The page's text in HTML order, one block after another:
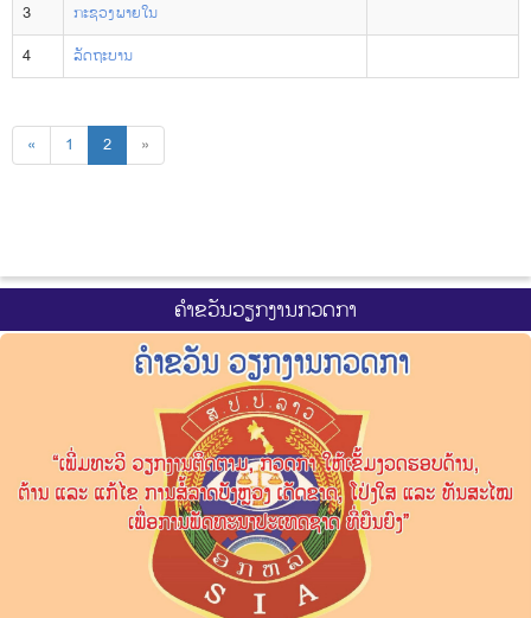
3
ກະຊວງ ພາຍໃນ
4
ລັດຖະບານ
« 1 2 »
ຄຳຂວັນວຽກງານກວດກາ